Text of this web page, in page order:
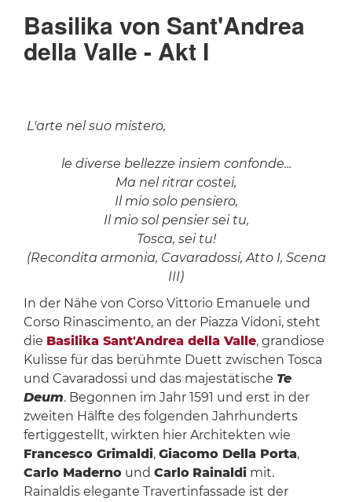
Basilika von Sant'Andrea
della Valle - Akt I
L'arte nel suo mistero,
le diverse bellezze insiem confonde...
Ma nel ritrar costei,
Il mio solo pensiero,
Il mio sol pensier sei tu,
Tosca, sei tu!
(Recondita armonia, Cavaradossi, Atto I, Scena
III)
In der Nähe von Corso Vittorio Emanuele und
Corso Rinascimento, an der Piazza Vidoni, steht
die Basilika Sant'Andrea della Valle, grandiose
Kulisse für das berühmte Duett zwischen Tosca
und Cavaradossi und das majestätische Te
Deum. Begonnen im Jahr 1591 und erst in der
zweiten Hälfte des folgenden Jahrhunderts
fertiggestellt, wirkten hier Architekten wie
Francesco Grimaldi, Giacomo Della Porta,
Carlo Madernound Carlo Rainaldimit.
Rainaldis elegante Travertinfassade ist der